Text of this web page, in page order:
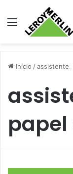
Menu
Início /
papel